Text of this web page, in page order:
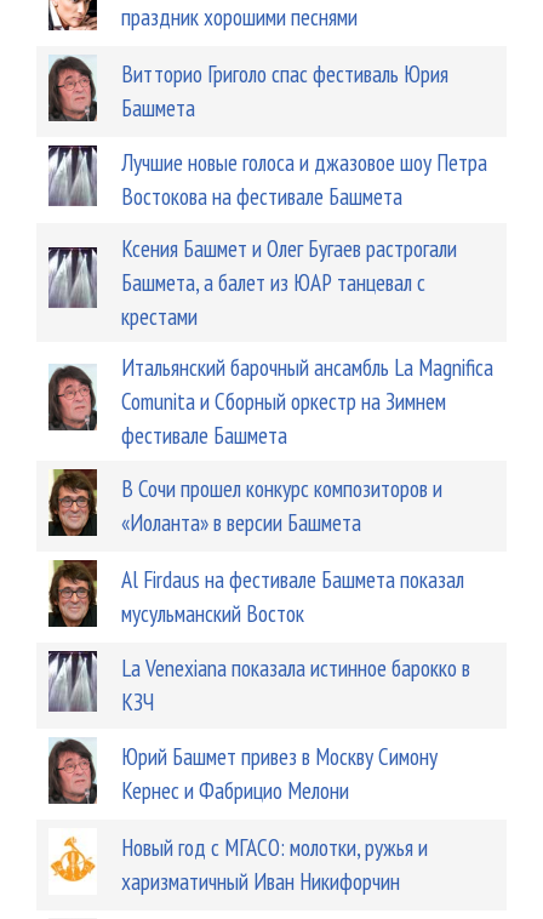
праздник хорошими песнями
Витторио Григоло спас фестиваль Юрия
Башмета
Лучшие новые голоса и джазовое шоу Петра
Востокова на фестивале Башмета
Ксения Башмет и Олег Бугаев растрогали
Башмета, а балет из ЮАР танцевал с
крестами
Итальянский барочный ансамбль La Magnifica
Comunita и Сборный оркестр на Зимнем
фестивале Башмета
В Сочи прошел конкурс композиторов и
«Иоланта» в версии Башмета
Аl Firdaus на фестивале Башмета показал
мусульманский Восток
La Venexiana показала истинное барокко в
КЗЧ
Юрий Башмет привез в Москву Симону
Кернес и Фабрицио Мелони
Новый год с МГАСО: молотки, ружья и
харизматичный Иван Никифорчин